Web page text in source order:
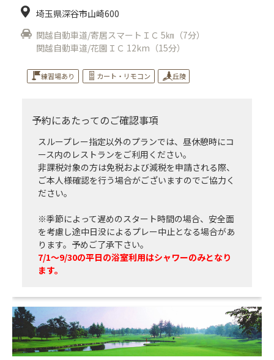
埼玉県深谷市山崎600
関越自動車道/寄居スマートＩＣ 5㎞（7分）
関越自動車道/花園ＩＣ 12km（15分）
練習場あり カート・リモコン 丘陵
予約にあたってのご確認事項
スループレー指定以外のプランでは、昼休憩時にコ
ース内のレストランをご利用ください。
非課税対象の方は免税および減税を申請される際、
ご本人様確認を行う場合がございますのでご協力く
ださい。
※季節によって遅めのスタート時間の場合、安全面
を考慮し途中日没によるプレー中止となる場合があ
ります。予めご了承下さい。
7/1～9/30の平日の浴室利用はシャワーのみとなり
ます。